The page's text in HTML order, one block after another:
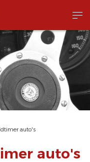
auto's
auto's